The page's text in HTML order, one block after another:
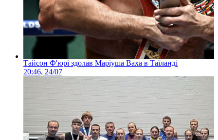
Тайсон Ф'юрі здолав Маріуша Ваха в Таїланді
20:46, 24/07